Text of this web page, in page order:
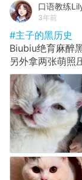
口语教练
3年前
#主子的黑历史
Biubiu绝育麻醉
另外拿两张萌照